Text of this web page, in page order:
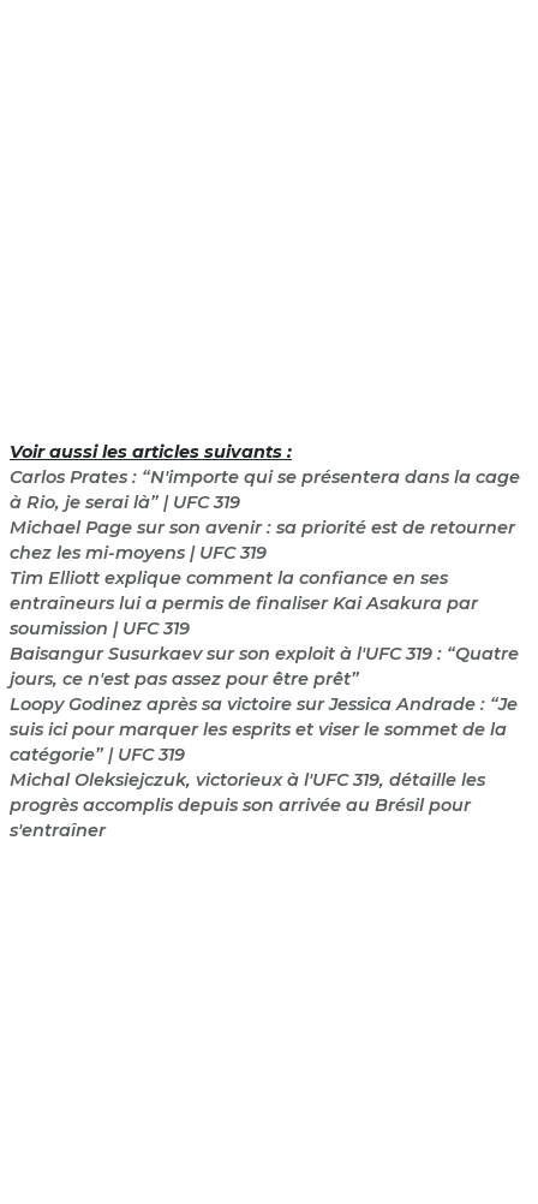
Voir aussi les articles suivants :
Carlos Prates : “N'importe qui se présentera dans la cage
à Rio, je serai là” | UFC 319
Michael Page sur son avenir : sa priorité est de retourner
chez les mi-moyens | UFC 319
Tim Elliott explique comment la confiance en ses
entraîneurs lui a permis de finaliser Kai Asakura par
soumission | UFC 319
Baisangur Susurkaev sur son exploit à l'UFC 319 : “Quatre
jours, ce n'est pas assez pour être prêt”
Loopy Godinez après sa victoire sur Jessica Andrade : “Je
suis ici pour marquer les esprits et viser le sommet de la
catégorie” | UFC 319
Michal Oleksiejczuk, victorieux à l'UFC 319, détaille les
progrès accomplis depuis son arrivée au Brésil pour
s'entraîner